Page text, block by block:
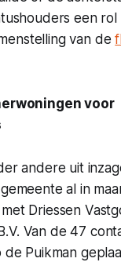
een
van de
voor
andere uit
al in
Driessen
Van de 47
Puikman